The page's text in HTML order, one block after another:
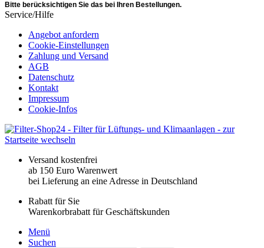
Bitte berücksichtigen Sie das bei Ihren Bestellungen.
Service/Hilfe
Angebot anfordern
Cookie-Einstellungen
Zahlung und Versand
AGB
Datenschutz
Kontakt
Impressum
Cookie-Infos
Versand kostenfrei
ab 150 Euro Warenwert
bei Lieferung an eine Adresse in Deutschland
Rabatt für Sie
Warenkorbrabatt für Geschäftskunden
Menü
Suchen